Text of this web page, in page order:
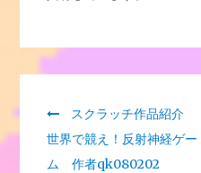
投
稿
Previous
post:
スクラッチ作品紹介
世界で競え！反射神経ゲー
ム 作者qk080202